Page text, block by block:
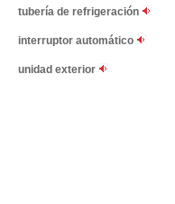
tubería de refrigeración
interruptor automático
unidad exterior